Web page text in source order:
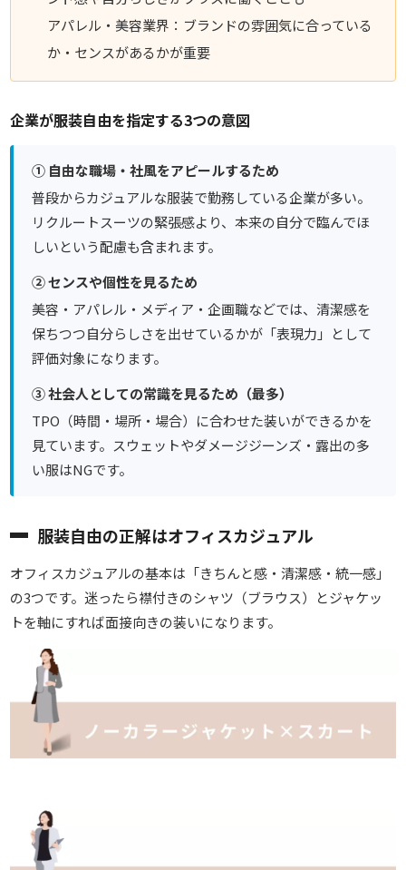
アパレル・美容業界：ブランドの雰囲気に合っている
か・センスがあるかが重要
企業が服装自由を指定する3つの意図
① 自由な職場・社風をアピールするため
普段からカジュアルな服装で勤務している企業が多い。
リクルートスーツの緊張感より、本来の自分で臨んでほ
しいという配慮も含まれます。
② センスや個性を見るため
美容・アパレル・メディア・企画職などでは、清潔感を
保ちつつ自分らしさを出せているかが「表現力」として
評価対象になります。
③ 社会人としての常識を見るため（最多）
TPO（時間・場所・場合）に合わせた装いができるかを
見ています。スウェットやダメージジーンズ・露出の多
い服はNGです。
服装自由の正解はオフィスカジュアル
オフィスカジュアルの基本は「きちんと感・清潔感・統一感」
の3つです。迷ったら襟付きのシャツ（ブラウス）とジャケッ
トを軸にすれば面接向きの装いになります。